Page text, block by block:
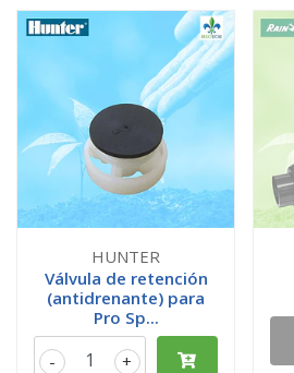
HUNTER
Válvula de retención
(antidrenante) para
Pro Sp...
+
-